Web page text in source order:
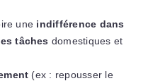
une indifférence dans
tâches domestiques et
(ex : repousser le